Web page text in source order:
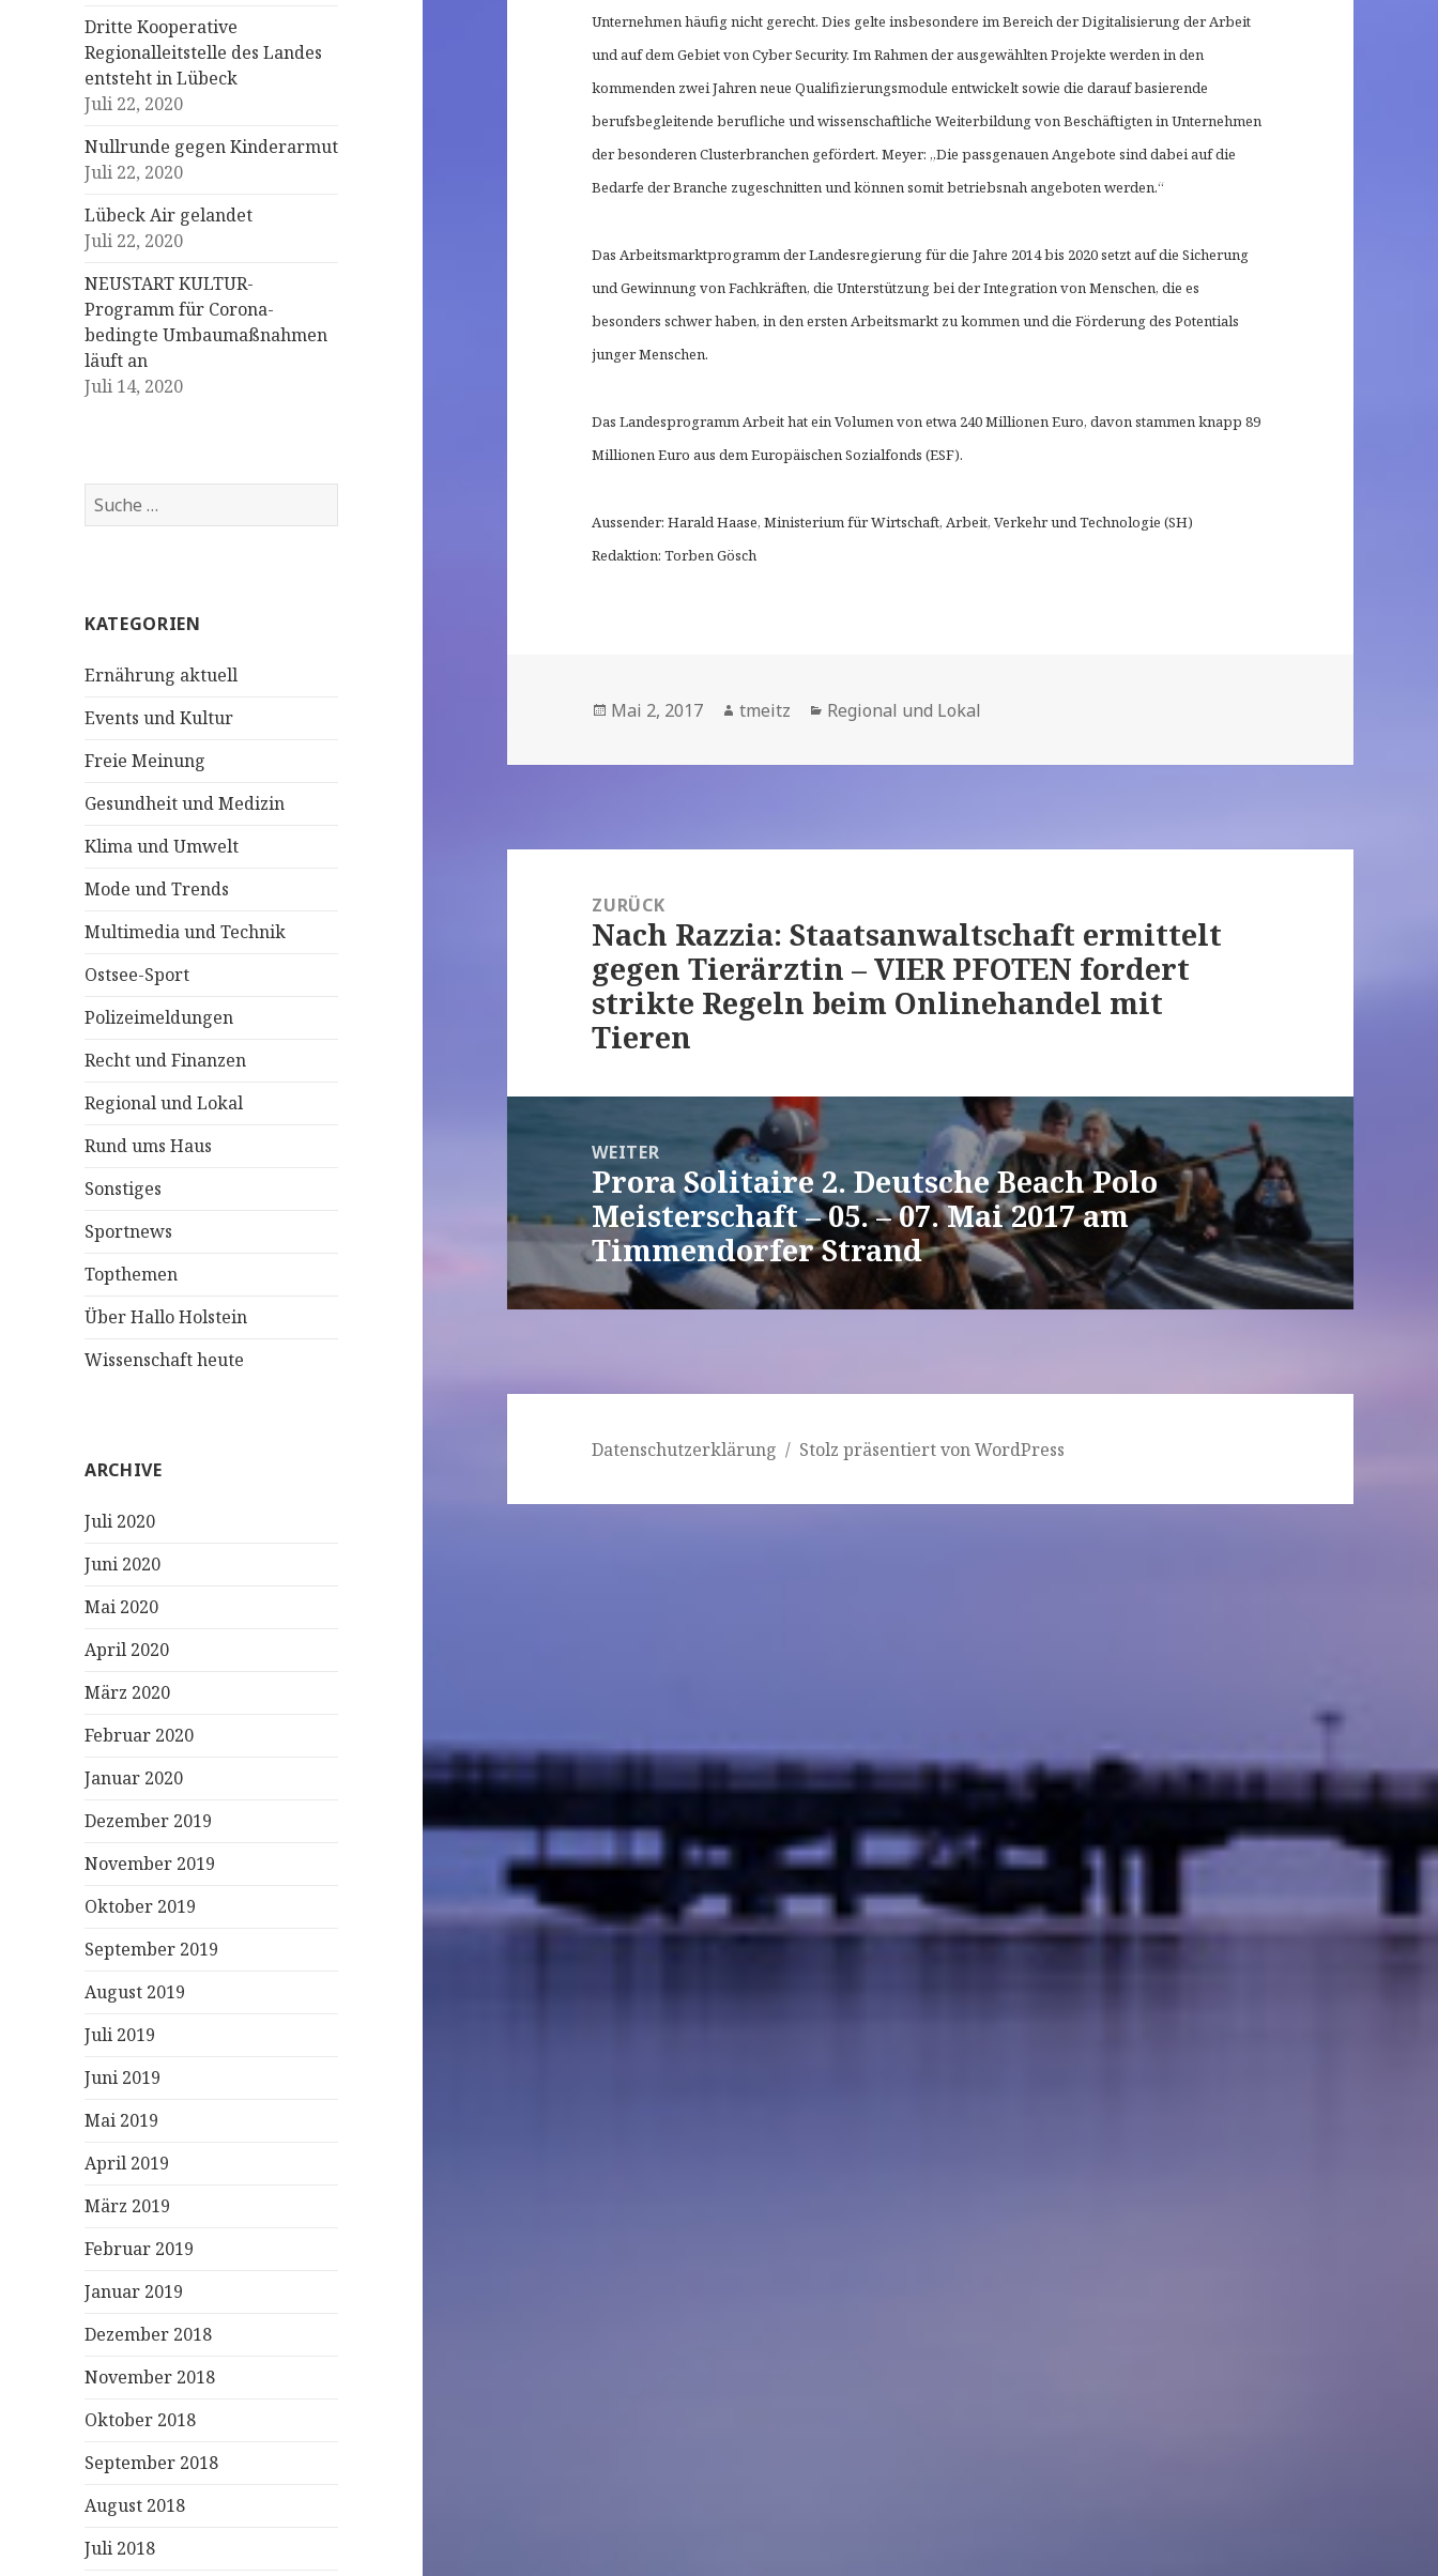
Dritte Kooperative
Regionalleitstelle des Landes
entsteht in Lübeck
Juli 22, 2020
Nullrunde gegen Kinderarmut
Juli 22, 2020
Lübeck Air gelandet
Juli 22, 2020
NEUSTART KULTUR-
Programm für Corona-
bedingte Umbaumaßnahmen
läuft an
Juli 14, 2020
S
u
n
c
:
KATEGORIEN
Ernährung aktuell
Events und Kultur
Freie Meinung
Gesundheit und Medizin
Klima und Umwelt
Mode und Trends
Multimedia und Technik
Ostsee-Sport
Polizeimeldungen
Recht und Finanzen
Regional und Lokal
Rund ums Haus
Sonstiges
Sportnews
Topthemen
Über Hallo Holstein
Wissenschaft heute
ARCHIVE
Juli 2020
Juni 2020
Mai 2020
April 2020
März 2020
Februar 2020
Januar 2020
Dezember 2019
November 2019
Oktober 2019
September 2019
August 2019
Juli 2019
Juni 2019
Mai 2019
April 2019
März 2019
Februar 2019
Januar 2019
Dezember 2018
November 2018
Oktober 2018
September 2018
August 2018
Juli 2018
Unternehmen häufig nicht gerecht. Dies gelte insbesondere im Bereich der Digitalisierung der Arbeit
und auf dem Gebiet von Cyber Security. Im Rahmen der ausgewählten Projekte werden in den
kommenden zwei Jahren neue Qualifizierungsmodule entwickelt sowie die darauf basierende
berufsbegleitende berufliche und wissenschaftliche Weiterbildung von Beschäftigten in Unternehmen
der besonderen Clusterbranchen gefördert. Meyer: „Die passgenauen Angebote sind dabei auf die
Bedarfe der Branche zugeschnitten und können somit betriebsnah angeboten werden.“
Das Arbeitsmarktprogramm der Landesregierung für die Jahre 2014 bis 2020 setzt auf die Sicherung
und Gewinnung von Fachkräften, die Unterstützung bei der Integration von Menschen, die es
besonders schwer haben, in den ersten Arbeitsmarkt zu kommen und die Förderung des Potentials
junger Menschen.
Das Landesprogramm Arbeit hat ein Volumen von etwa 240 Millionen Euro, davon stammen knapp 89
Millionen Euro aus dem Europäischen Sozialfonds (ESF).
Aussender: Harald Haase, Ministerium für Wirtschaft, Arbeit, Verkehr und Technologie (SH)
Redaktion: Torben Gösch
Veröffentlicht
Mai 2, 2017 Autor
tmeitz Kategorien
Regional und Lokal
NavigationZURÜCK
Vorheriger
Beitrag:
Nach Razzia: Staatsanwaltschaft ermittelt
gegen Tierärztin – VIER PFOTEN fordert
strikte Regeln beim Onlinehandel mit
Tieren
WEITER
Nächster
Beitrag:
Prora Solitaire 2. Deutsche Beach Polo
Meisterschaft – 05. – 07. Mai 2017 am
Timmendorfer Strand
Datenschutzerklärung Stolz präsentiert von WordPress